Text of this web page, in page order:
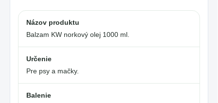
Názov produktu
Balzam KW norkový olej 1000 ml.
Určenie
Pre psy a mačky.
Balenie